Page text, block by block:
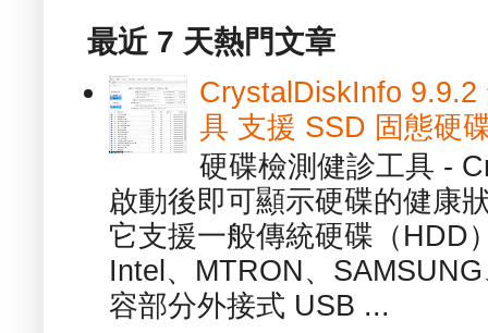
最近 7 天熱門文章
CrystalDiskInfo 9.9.2
具 支援 SSD 固態硬
硬碟檢測健診工具 -
啟動後即可顯示硬碟的健康
它支援一般傳統硬碟（HDD
Intel、MTRON、
容部分外接式 USB ...